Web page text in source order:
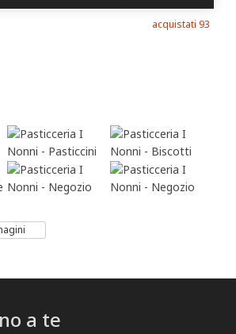
acquistati 93
a te